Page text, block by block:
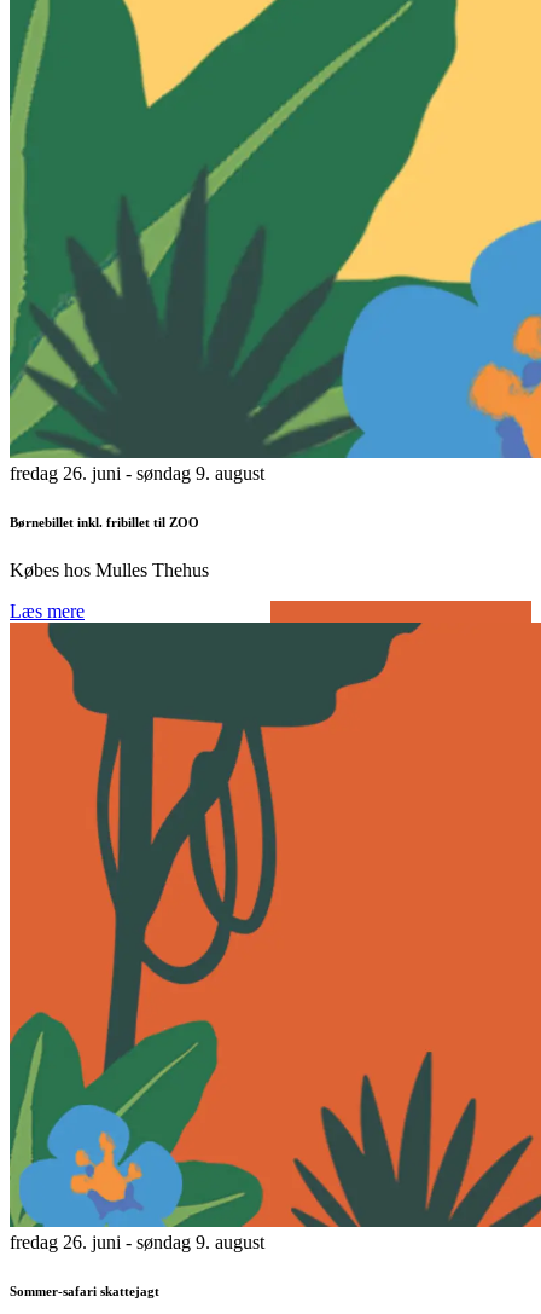
fredag 26. juni - søndag 9. august
Børnebillet inkl. fribillet til ZOO
Købes hos Mulles Thehus
Læs mere
fredag 26. juni - søndag 9. august
Sommer-safari skattejagt